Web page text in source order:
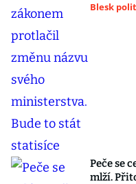
Blesk
Peče se
mlží.